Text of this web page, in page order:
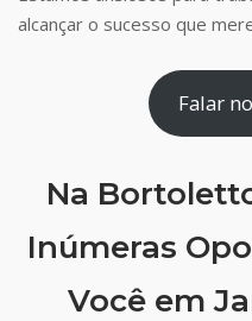
alcançar o sucesso que
Falar
Na
Inúmeras
Você em